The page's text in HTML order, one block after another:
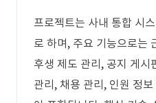
프로젝트는 사내 통합 시
로 하며, 주요 기능으로는
후생 제도 관리, 공지 게시
관리, 채용 관리, 인원 정